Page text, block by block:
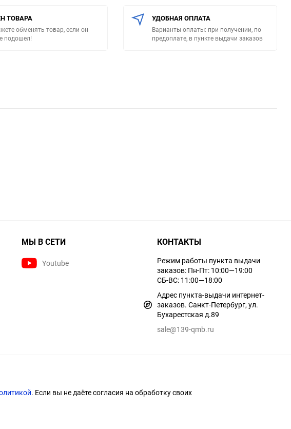
ТОВАРА
обменять товар, если он
подошел!
УДОБНАЯ ОПЛАТА
Варианты оплаты: при получении, по
предоплате, в пункте выдачи заказов
МЫ В СЕТИ
Youtube
КОНТАКТЫ
Режим работы пункта выдачи
заказов: Пн-Пт: 10:00—19:00
СБ-ВС: 11:00—18:00
Адрес пункта-выдачи интернет-
заказов. Санкт-Петербург, ул.
Бухарестская д.89
sale@139-qmb.ru
. Если вы не даёте согласия на обработку своих